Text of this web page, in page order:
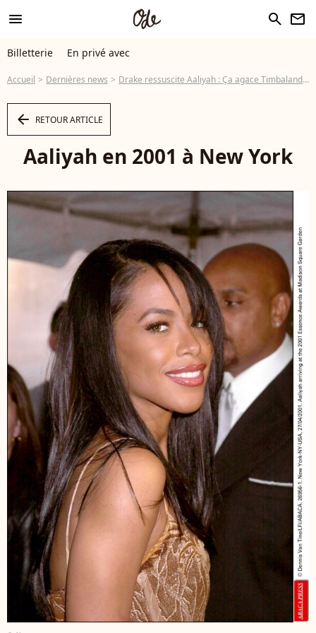
menu search newsletter
Billetterie En privé avec
Accueil Dernières news Drake ressuscite Aaliyah : Ça agace Timbaland et Missy Elliott !
arrow_left RETOUR ARTICLE
Aaliyah en 2001 à New York